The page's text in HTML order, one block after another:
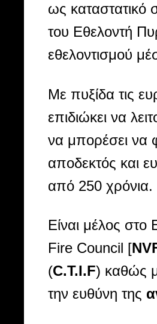
ως
του Εθελοντή
εθελοντισμού
Με πυξίδα τις
επιδιώκει να
να μπορέσει να
αποδεκτός και
από 250 χρόνια.
Είναι μέλος
Fire Council [
(C.T.I.F) καθώς
την ευθύνη της